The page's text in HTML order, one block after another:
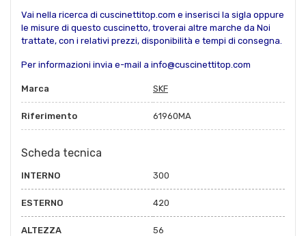
Vai nella ricerca di cuscinettitop.com e inserisci la sigla oppure
le misure di questo cuscinetto, troverai altre marche da Noi
trattate, con i relativi prezzi, disponibilità e tempi di consegna.
Per informazioni invia e-mail a info@cuscinettitop.com
Marca SKF
Riferimento 61960MA
Scheda tecnica
INTERNO 300
ESTERNO 420
ALTEZZA 56